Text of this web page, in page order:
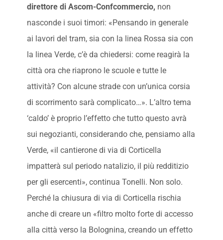
direttore di Ascom-Confcommercio, non
nasconde i suoi timori: «Pensando in generale
ai lavori del tram, sia con la linea Rossa sia con
la linea Verde, c’è da chiedersi: come reagirà la
città ora che riaprono le scuole e tutte le
attività? Con alcune strade con un’unica corsia
di scorrimento sarà complicato…». L’altro tema
‘caldo’ è proprio l’effetto che tutto questo avrà
sui negozianti, considerando che, pensiamo alla
Verde, «il cantierone di via di Corticella
impatterà sul periodo natalizio, il più redditizio
per gli esercenti», continua Tonelli. Non solo.
Perché la chiusura di via di Corticella rischia
anche di creare un «filtro molto forte di accesso
alla città verso la Bolognina, creando un effetto